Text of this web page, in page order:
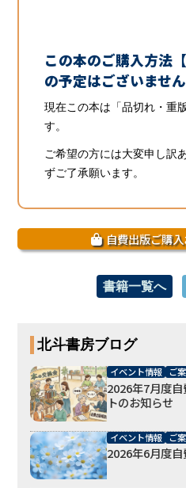
この本のご購入方法
の予定はございません
現在この本は「品切れ・重
す。
ご希望の方には大変申し訳
ずご了承願います。
自費出版ご購
書籍一覧へ
北斗書房ブログ
イベント情報 ご
2026年7月度
トのお知らせ
イベント情報 ご
2026年6月度